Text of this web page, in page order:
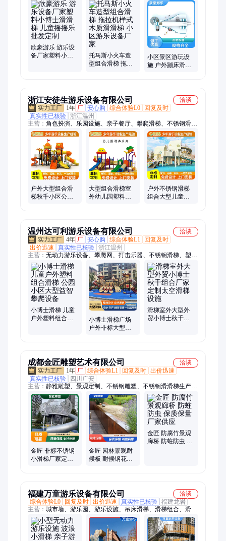
锈钢滑梯、不锈钢滑梯定制、不锈钢组合滑梯、大型户外鲨鱼造
型滑梯、木质滑梯、户外大型儿童滑滑梯、儿童户外游乐设施、
户外太空舱组合、摇马摇摇乐、户外非标定制
欣豪游乐 游乐设
备厂家塑料小博
托马斯小火车造
型组合滑梯 拖拉
小区景区游玩设
施 户外蹦床滑滑
浙江安徒生游乐设备有限公司
洽谈
1年 厂 安心购 综合体验L0
回复及时
真实性已核验 浙江温州
主营： 角色扮演、乐园设施、亲子餐厅、攀爬滑梯、不锈钢滑
梯、创意组合滑梯、大小型淘气堡、户外非标滑梯、益智游乐、
攀爬淘气堡、儿童乐园定制、室内攀爬闯关、儿童拓展乐园、安
全游乐体验、幼儿游乐设施、亲子互动乐园、儿童游乐设备、安
全稳固乐园、室内外游乐设备
户外大型组合滑
梯秋千小区公园
大型组合滑梯室
外幼儿园塑料小
户外不锈钢滑梯
组合大型儿童游
温州达可利游乐设备有限公司
洽谈
4年 厂 安心购 综合体验L1
回复及时
出价迅速
真实性已核验 浙江温州
主营： 无动力游乐设备、攀爬网、打击乐器、不锈钢滑梯、塑料
滑梯、木质滑梯、阿基米德取水器
小博士滑梯 儿童
户外塑料组合滑
小博士滑梯广场
户外非标大型塑
滑梯室外大型外
贸小博士秋千组
成都金匠雕塑艺术有限公司
洽谈
1年 厂 综合体验L1 回复及时 出价迅速
真实性已核验
四川广安
主营： 静雅雕塑、景观定制、不锈钢雕塑、不锈钢滑滑梯生产
厂、装饰动物摆件、装饰艺术雕塑、园林景观摆件、户外工艺摆
件、工业园区雕塑、房地产精神堡垒
金匠 非标不锈钢
小滑梯厂家定制
金匠 园林景观耐
候板 耐候钢花盆
金匠 防腐竹景观
廊桥 防蛀防虫 保
福建万童游乐设备有限公司
洽谈
综合体验L0
回复及时 出价迅速 真实性已核验 福建龙岩
主营： 城市墙、游乐园、游乐设施、吊床滑梯、滑梯组合、滑梯
蹦床、大型滑梯、趣味秋干滑梯、滑梯攀爬游乐场、大型组合滑
梯、大型户外滑梯、不锈钢滑梯、卡通人物造型滑梯、吊床滑梯
组合、乐园设备、无动力设施、游乐场秋千、无动力设备、户外